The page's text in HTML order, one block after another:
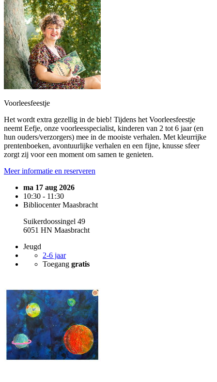
Voorleesfeestje
Het wordt extra gezellig in de bieb! Tijdens het Voorleesfeestje
neemt Eefje, onze voorleesspecialist, kinderen van 2 tot 6 jaar (en
hun ouders/verzorgers) mee in de mooiste verhalen. Met kleurrijke
prentenboeken, avontuurlijke verhalen en een fijne, knusse sfeer
zorgt zij voor een moment om samen te genieten.
Meer informatie en reserveren
ma 17 aug 2026
10:30 - 11:30
Bibliocenter Maasbracht
Suikerdoossingel 49
6051 HN Maasbracht
Jeugd
2-6 jaar
Toegang gratis